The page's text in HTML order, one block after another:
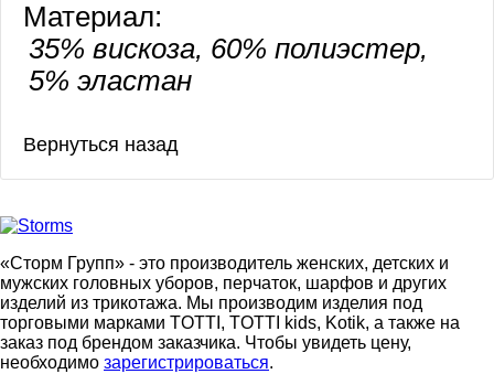
Материал:
35% вискоза, 60% полиэстер,
5% эластан
«Сторм Групп» - это производитель женских, детских и
мужских головных уборов, перчаток, шарфов и других
изделий из трикотажа. Мы производим изделия под
торговыми марками TOTTI, TOTTI kids, Kotik, а также на
заказ под брендом заказчика. Чтобы увидеть цену,
необходимо зарегистрироваться.